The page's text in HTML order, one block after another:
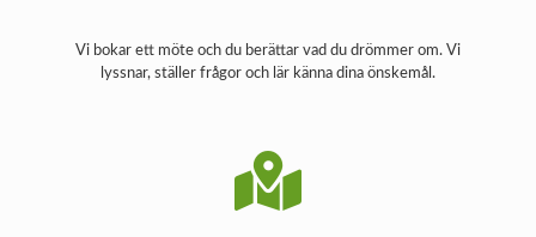
Vi bokar ett möte och du berättar vad du drömmer om. Vi
lyssnar, ställer frågor och lär känna dina önskemål.